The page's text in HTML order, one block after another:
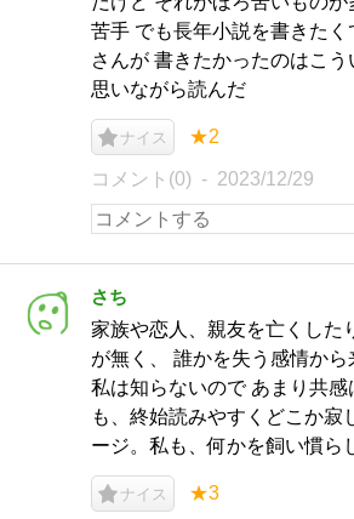
苦手 でも長年小説を書きた
さんが 書きたかったのはこう
思いながら読んだ
ナイス ★2
コメント(0) 2023/12/29
さち
家族や恋人、親友を亡くした
が無く、 誰かを失う感情か
私は知らないので あまり共
も、終始読みやすくどこか寂
ージ。私も、何かを飼い慣ら
ナイス ★3